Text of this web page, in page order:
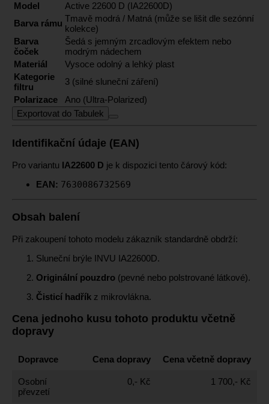
Model
Active 22600 D (IA22600D)
Barva rámu Tmavě modrá / Matná (může se lišit dle sezónní
kolekce)
Barva
čoček
Šedá s jemným zrcadlovým efektem nebo
modrým nádechem
Materiál
Vysoce odolný a lehký plast
Kategorie
filtru
3 (silné sluneční záření)
Polarizace
Ano (Ultra-Polarized)
Exportovat do Tabulek
Identifikační údaje (EAN)
Pro variantu IA22600 D je k dispozici tento čárový kód:
EAN: 7630086732569
Obsah balení
Při zakoupení tohoto modelu zákazník standardně obdrží:
Sluneční brýle INVU IA22600D.
Originální pouzdro (pevné nebo polstrované látkové).
Čisticí hadřík z mikrovlákna.
Cena jednoho kusu tohoto produktu včetně
dopravy
Dopravce Cena dopravy Cena včetně dopravy
Osobní
převzetí
0,- Kč 1 700,- Kč